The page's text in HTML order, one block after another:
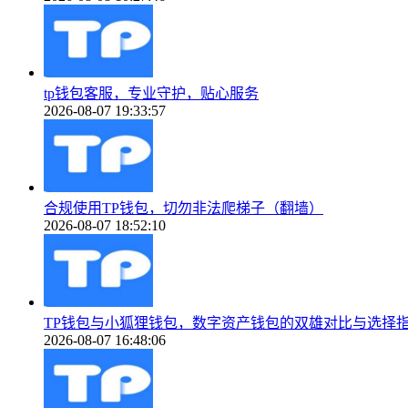
tp钱包客服，专业守护，贴心服务
2026-08-07 19:33:57
合规使用TP钱包，切勿非法爬梯子（翻墙）
2026-08-07 18:52:10
TP钱包与小狐狸钱包，数字资产钱包的双雄对比与选择
2026-08-07 16:48:06